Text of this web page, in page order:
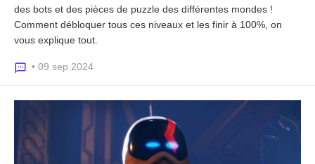
des bots et des pièces de puzzle des différentes mondes !
Comment débloquer tous ces niveaux et les finir à 100%, on
vous explique tout.
• 09 sep 2024